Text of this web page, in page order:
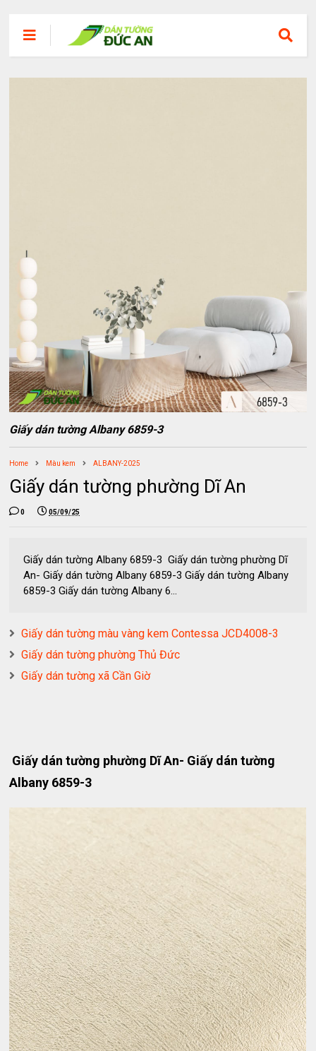
Giấy dán tường Albany 6859-3
Home Màu kem ALBANY-2025
Giấy dán tường phường Dĩ An
0 05/09/25
Giấy dán tường Albany 6859-3 Giấy dán tường phường Dĩ
An- Giấy dán tường Albany 6859-3 Giấy dán tường Albany
6859-3 Giấy dán tường Albany 6...
Giấy dán tường màu vàng kem Contessa JCD4008-3
Giấy dán tường phường Thủ Đức
Giấy dán tường xã Cần Giờ
Giấy dán tường phường Dĩ An- Giấy dán tường
Albany 6859-3